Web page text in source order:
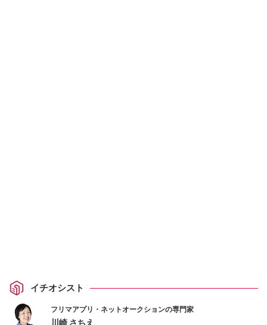
イチオシスト
フリマアプリ・ネットオークションの専門家
川崎 さちえ